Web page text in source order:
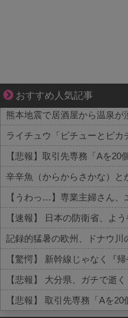
おすすめ人気記事
共感必至の“日常修羅場”短編集
熊本地震で居酒屋から温泉が
【速報】 日本の防衛省、よ
【悲報】 大分県、ガチで逝